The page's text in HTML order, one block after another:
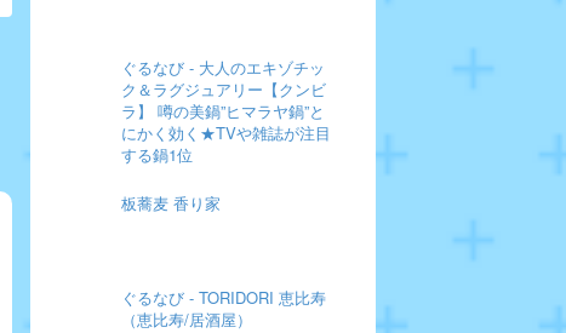
ぐるなび - 大人のエキゾチッ
ク＆ラグジュアリー【クンビ
ラ】 噂の美鍋”ヒマラヤ鍋”と
にかく効く★TVや雑誌が注目
する鍋1位
板蕎麦 香り家
ぐるなび - TORIDORI 恵比寿
（恵比寿/居酒屋）